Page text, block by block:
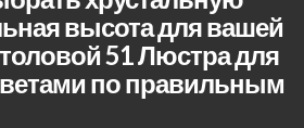
высота для вашей
51 Люстра для
по правильным